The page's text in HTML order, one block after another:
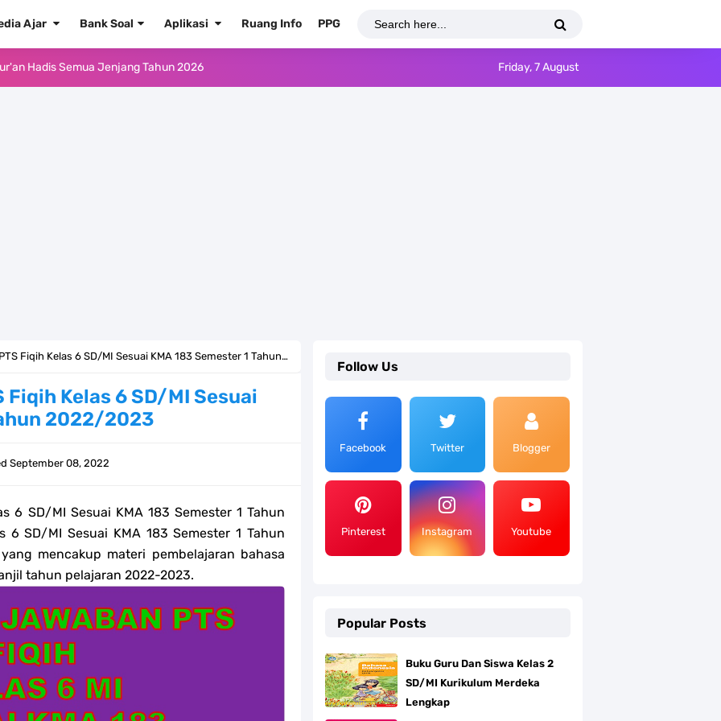
Ajar Bank Soal Aplikasi Ruang Info PPG
Hadis Semua Jenjang Tahun 2026
2 Kurikulum Merdeka Tahun 2026
Untuk Guru Madrasah
Merdeka Tahun 2026
2 Kurikulum Merdeka Tahun 2026
2026 Lengkap
2026
Friday, 7 August
Fiqih Kelas 6 SD/MI Sesuai KMA 183 Semester 1 Tahun 2022/2023
Fiqih Kelas 6 SD/MI Sesuai
2022/2023
September 08, 2022
6 SD/MI Sesuai KMA 183 Semester 1 Tahun
6 SD/MI Sesuai KMA 183 Semester 1 Tahun
mencakup materi pembelajaran bahasa
tahun pelajaran 2022-2023.
Follow Us
Facebook Twitter Blogger
Pinterest Instagram Youtube
Popular Posts
Buku Guru Dan Siswa Kelas 2
SD/MI Kurikulum Merdeka
Lengkap